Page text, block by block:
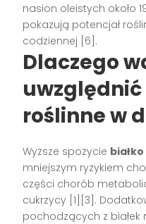
nasion oleistych około
pokazują potencjał
codziennej [6].
Dlaczego
uwzględnić
roślinne w
Wyższe spożycie
mniejszym ryzykiem
części chorób
cukrzycy [1][3].
pochodzących z białek